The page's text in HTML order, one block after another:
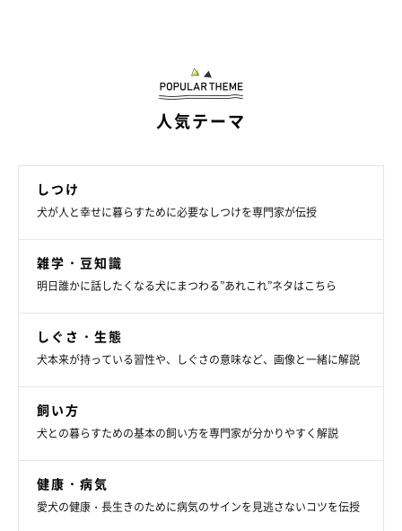
人気テーマ
しつけ
犬が人と幸せに暮らすために必要なしつけを専門家が伝授
雑学・豆知識
明日誰かに話したくなる犬にまつわる”あれこれ”ネタはこちら
しぐさ・生態
犬本来が持っている習性や、しぐさの意味など、画像と一緒に解説
飼い方
犬との暮らすための基本の飼い方を専門家が分かりやすく解説
健康・病気
愛犬の健康・長生きのために病気のサインを見逃さないコツを伝授